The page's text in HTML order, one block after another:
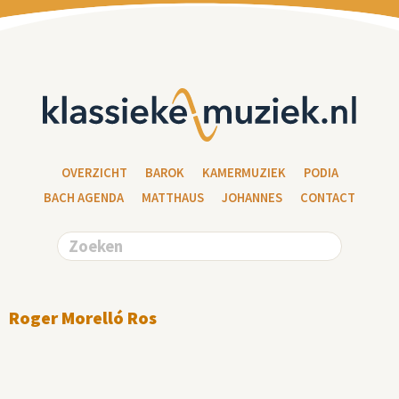
OVERZICHT BAROK KAMERMUZIEK
PODIA
BACH AGENDA
MATTHAUS JOHANNES CONTACT
Roger Morelló Ros